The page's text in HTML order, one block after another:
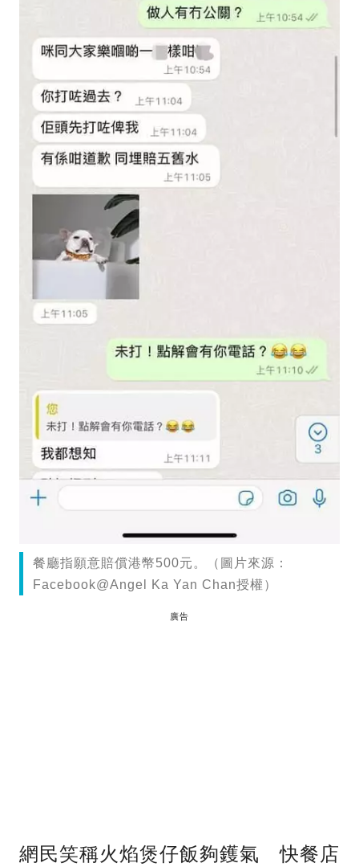
餐廳指願意賠償港幣500元。（圖片來源：
Facebook@Angel Ka Yan Chan授權）
廣告
網民笑稱火焰煲仔飯夠鑊氣 快餐店